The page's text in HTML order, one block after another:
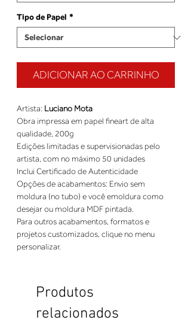
Tipo de Papel *
ADICIONAR AO CARRINHO
Artista: Luciano Mota
Obra impressa em papel fineart de alta
qualidade, 200g
Edições limitadas e supervisionadas pelo
artista, com no máximo 50 unidades
Inclui Certificado de Autenticidade
Opções de acabamentos: Envio sem
moldura (no tubo) e você emoldura como
desejar ou moldura MDF pintada.
Para outros acabamentos, formatos e
projetos customizados, clique no menu
personalizar.
Produtos
relacionados